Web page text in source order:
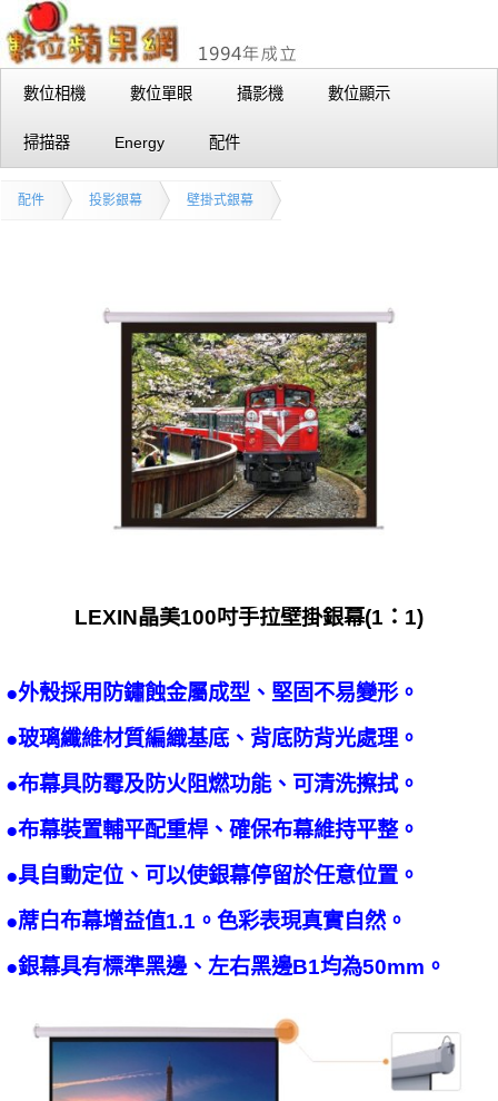
數位相機 數位單眼 攝影機 數位顯示
掃描器 Energy 配件
配件 投影銀幕 壁掛式銀幕
LEXIN晶美100吋手拉壁掛銀幕(1：1)
●外殼採用防鏽蝕金屬成型、堅固不易變形。
●玻璃纖維材質編織基底、背底防背光處理。
●布幕具防霉及防火阻燃功能、可清洗擦拭。
●布幕裝置輔平配重桿、確保布幕維持平整。
●具自動定位、可以使銀幕停留於任意位置。
●蓆白布幕增益值1.1。色彩表現真實自然。
●銀幕具有標準黑邊、左右黑邊B1均為50mm。